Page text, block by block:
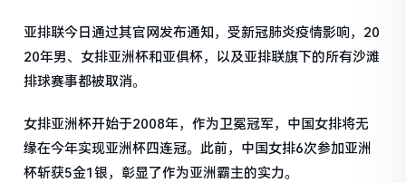
亚排联今日通过其官网发布通知，受新冠肺炎疫情影响，20
20年男、女排亚洲杯和亚俱杯，以及亚排联旗下的所有沙滩
排球赛事都被取消。
女排亚洲杯开始于2008年，作为卫冕冠军，中国女排将无
缘在今年实现亚洲杯四连冠。此前，中国女排6次参加亚洲
杯斩获5金1银，彰显了作为亚洲霸主的实力。